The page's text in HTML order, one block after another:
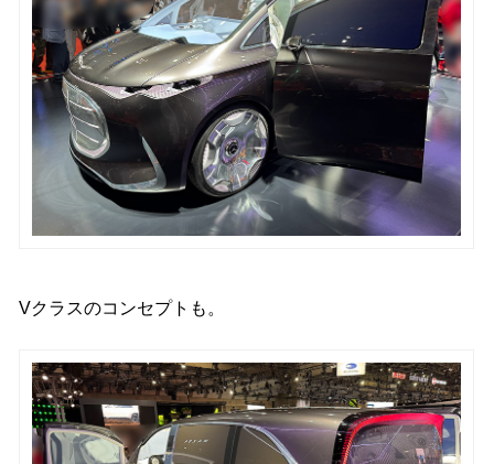
Vクラスのコンセプトも。